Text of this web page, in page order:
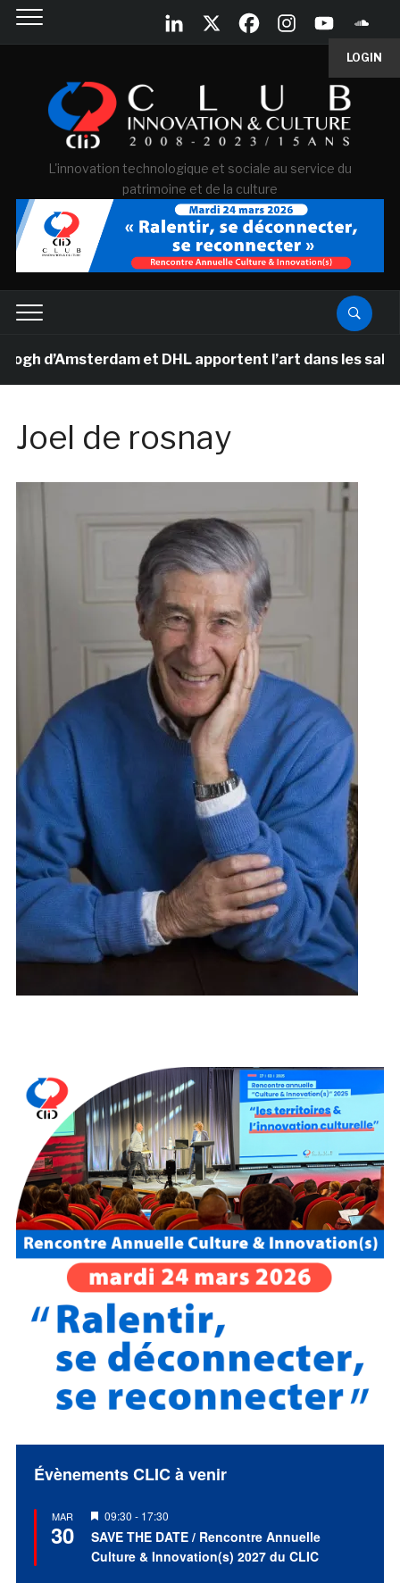
LOGIN
L'innovation technologique et sociale au service du
patrimoine et de la culture
d’Amsterdam et DHL apportent l’art dans les salles
Joel de rosnay
Évènements CLIC à venir
MAR
30
Mis
en
avant
09:30 - 17:30
SAVE THE DATE / Rencontre Annuelle
Culture & Innovation(s) 2027 du CLIC